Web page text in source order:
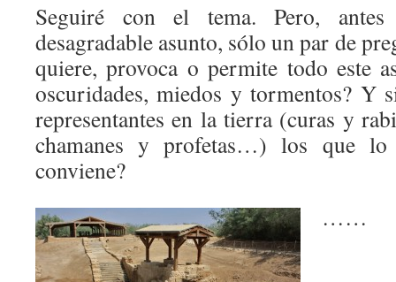
Seguiré con el tema. Pero,
desagradable asunto, sólo un par de
quiere, provoca o permite todo este
oscuridades, miedos y tormentos? Y
representantes en la tierra (curas y
chamanes y profetas…) los que lo
conviene?
……